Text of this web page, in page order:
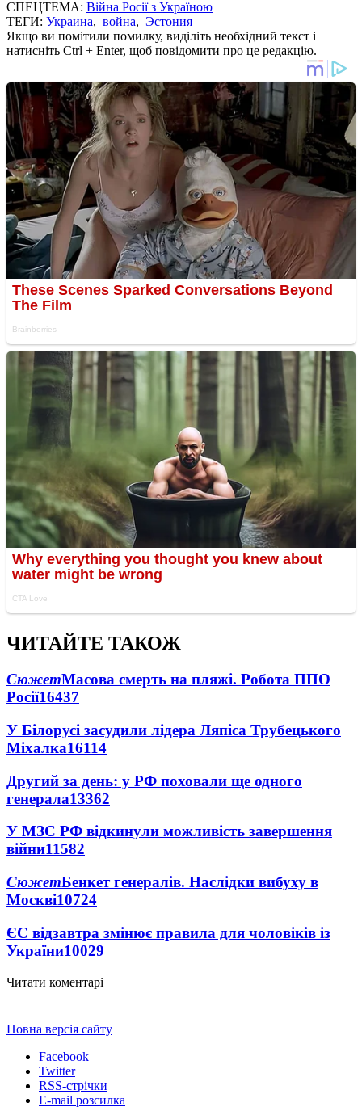
СПЕЦТЕМА: Війна Росії з Україною
ТЕГИ: Украина, война, Эстония
Якщо ви помітили помилку, виділіть необхідний текст і
натисніть Ctrl + Enter, щоб повідомити про це редакцію.
ЧИТАЙТЕ ТАКОЖ
СюжетМасова смерть на пляжі. Робота ППО
Росії16437
У Білорусі засудили лідера Ляпіса Трубецького
Міхалка16114
Другий за день: у РФ поховали ще одного
генерала13362
У МЗС РФ відкинули можливість завершення
війни11582
СюжетБенкет генералів. Наслідки вибуху в
Москві10724
ЄС відзавтра змінює правила для чоловіків із
України10029
Читати коментарі
Повна версія сайту
Facebook
Twitter
RSS-стрічки
E-mail розсилка